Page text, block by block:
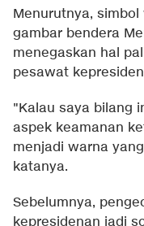
Menurutnya,
gambar bendera
menegaskan hal
pesawat
"Kalau saya bilang
aspek keamanan
menjadi warna
katanya.
Sebelumnya,